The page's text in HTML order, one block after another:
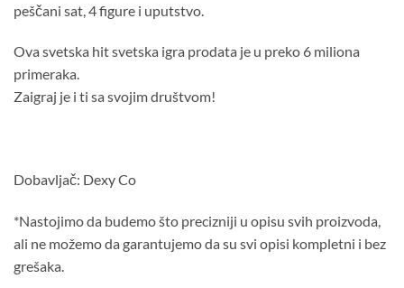
peščani sat, 4 figure i uputstvo.
Ova svetska hit svetska igra prodata je u preko 6 miliona
primeraka.
Zaigraj je i ti sa svojim društvom!
Dobavljač: Dexy Co
*Nastojimo da budemo što precizniji u opisu svih proizvoda,
ali ne možemo da garantujemo da su svi opisi kompletni i bez
grešaka.